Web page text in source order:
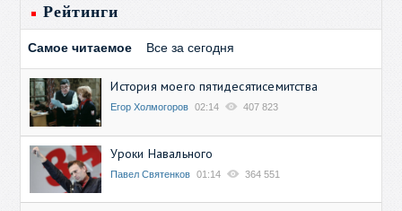
Рейтинги
Самое читаемое Все за сегодня
История моего пятидесятисемитства
Егор Холмогоров 02:14 407 823
Уроки Навального
Павел Святенков 01:14 364 551